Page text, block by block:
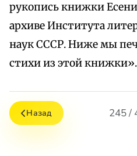
рукопись книжки
архиве Института
наук СССР. Ниже мы
стихи из этой книжки».
Назад 245 /